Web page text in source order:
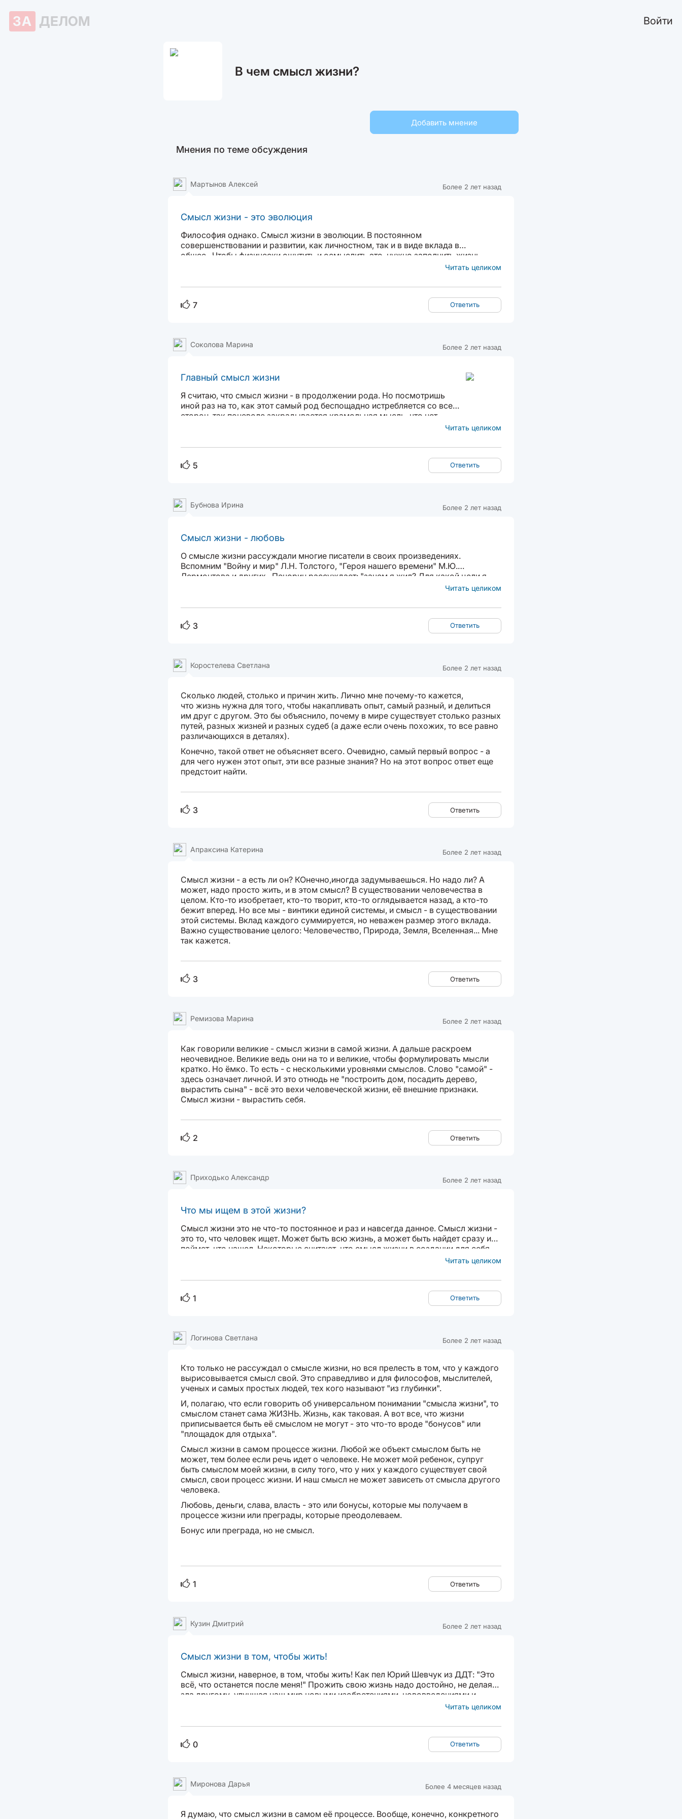
ЗА ДЕЛОМ Войти
В чем смысл жизни?
Добавить мнение
Мнения по теме обсуждения
Более 2 лет назад
Мартынов Алексей
Смысл жизни - это эволюция
Философия однако. Смысл жизни в эволюции. В постоянном
совершенствовании и развитии, как личностном, так и в виде вклада в
общее. Чтобы физически ощутить и осмыслить это, нужно заполнить жизнь
ощутимыми целями и задачами. У каждого свой путь, свой вектор развития....
Читать целиком
7 Ответить
Более 2 лет назад
Соколова Марина
Главный смысл жизни
Я считаю, что смысл жизни - в продолжении рода. Но посмотришь
иной раз на то, как этот самый род беспощадно истребляется со всех
сторон, так поневоле закрадывается крамольная мысль, что нет
Читать целиком
5 Ответить
Более 2 лет назад
Бубнова Ирина
Смысл жизни - любовь
О смысле жизни рассуждали многие писатели в своих произведениях.
Вспомним "Войну и мир" Л.Н. Толстого, "Героя нашего времени" М.Ю.
Лермонтова и других. Печорин рассуждает: "зачем я жил? Для какой цели я
родился? ...было мне назначение высокое." И горько сетует, что разменял...
Читать целиком
3 Ответить
Более 2 лет назад
Коростелева Светлана
Сколько людей, столько и причин жить. Лично мне почему-то кажется,
что жизнь нужна для того, чтобы накапливать опыт, самый разный, и делиться
им друг с другом. Это бы объяснило, почему в мире существует столько разных
путей, разных жизней и разных судеб (а даже если очень похожих, то все равно
различающихся в деталях).
Конечно, такой ответ не объясняет всего. Очевидно, самый первый вопрос - а
для чего нужен этот опыт, эти все разные знания? Но на этот вопрос ответ еще
предстоит найти.
3 Ответить
Более 2 лет назад
Апраксина Катерина
Смысл жизни - а есть ли он? КОнечно,иногда задумываешься. Но надо ли? А
может, надо просто жить, и в этом смысл? В существовании человечества в
целом. Кто-то изобретает, кто-то творит, кто-то оглядывается назад, а кто-то
бежит вперед. Но все мы - винтики единой системы, и смысл - в существовании
этой системы. Вклад каждого суммируется, но неважен размер этого вклада.
Важно существование целого: Человечество, Природа, Земля, Вселенная... Мне
так кажется.
3 Ответить
Более 2 лет назад
Ремизова Марина
Как говорили великие - смысл жизни в самой жизни. А дальше раскроем
неочевидное. Великие ведь они на то и великие, чтобы формулировать мысли
кратко. Но ёмко. То есть - с несколькими уровнями смыслов. Слово "самой" -
здесь означает личной. И это отнюдь не "построить дом, посадить дерево,
вырастить сына" - всё это вехи человеческой жизни, её внешние признаки.
Смысл жизни - вырастить себя.
2 Ответить
Более 2 лет назад
Приходько Александр
Что мы ищем в этой жизни?
Смысл жизни это не что-то постоянное и раз и навсегда данное. Смысл жизни -
это то, что человек ищет. Может быть всю жизнь, а может быть найдет сразу и
поймет, что нашел. Некоторые считают, что смысл жизни в создании для себя,
Читать целиком
1 Ответить
Более 2 лет назад
Логинова Светлана
Кто только не рассуждал о смысле жизни, но вся прелесть в том, что у каждого
вырисовывается смысл свой. Это справедливо и для философов, мыслителей,
ученых и самых простых людей, тех кого называют "из глубинки".
И, полагаю, что если говорить об универсальном понимании "смысла жизни", то
смыслом станет сама ЖИЗНЬ. Жизнь, как таковая. А вот все, что жизни
приписывается быть её смыслом не могут - это что-то вроде "бонусов" или
"площадок для отдыха".
Смысл жизни в самом процессе жизни. Любой же объект смыслом быть не
может, тем более если речь идет о человеке. Не может мой ребенок, супруг
быть смыслом моей жизни, в силу того, что у них у каждого существует свой
смысл, свои процесс жизни. И наш смысл не может зависеть от смысла другого
человека.
Любовь, деньги, слава, власть - это или бонусы, которые мы получаем в
процессе жизни или преграды, которые преодолеваем.
Бонус или преграда, но не смысл.
1 Ответить
Более 2 лет назад
Кузин Дмитрий
Смысл жизни в том, чтобы жить!
Смысл жизни, наверное, в том, чтобы жить! Как пел Юрий Шевчук из ДДТ: "Это
всё, что останется после меня!" Прожить свою жизнь надо достойно, не делая
зла другому, улучшая наш мир новыми изобретениями, нововведениями и
сохраняя окружающий мир. Если вы, придя в лес с компанией, не оставляете...
Читать целиком
0 Ответить
Более 4 месяцев назад
Миронова Дарья
Я думаю, что смысл жизни в самом её процессе. Вообще, конечно, конкретного